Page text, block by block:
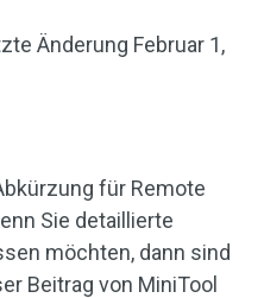
Änderung Februar 1,
für Remote
Sie detaillierte
möchten, dann sind
Beitrag von MiniTool